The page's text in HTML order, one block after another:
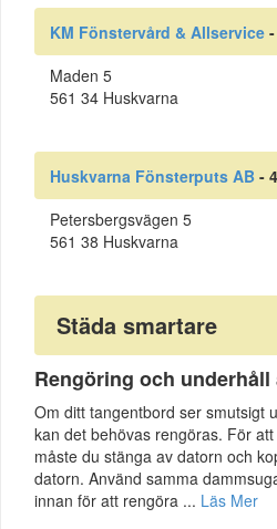
KM Fönstervård & Allservice
Maden 5
561 34 Huskvarna
Huskvarna Fönsterputs AB -
Petersbergsvägen 5
561 38 Huskvarna
Städa smartare
Rengöring och underhåll
Om ditt tangentbord ser smutsigt
kan det behövas rengöras. För
måste du stänga av datorn och
datorn. Använd samma
innan för att rengöra ... Läs Mer